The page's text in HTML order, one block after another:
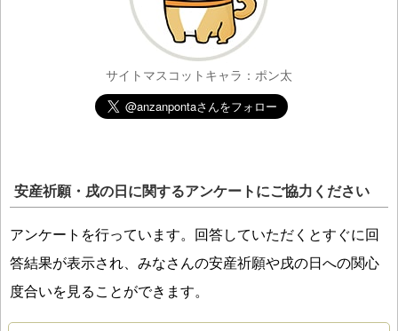
サイトマスコットキャラ：ポン太
安産祈願・戌の日に関するアンケートにご協力ください
アンケートを行っています。回答していただくとすぐに回
答結果が表示され、みなさんの安産祈願や戌の日への関心
度合いを見ることができます。